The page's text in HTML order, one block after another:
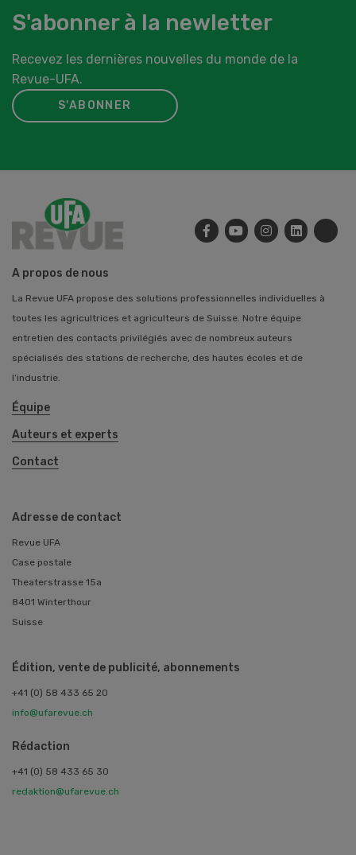
S'abonner à la newletter
Recevez les dernières nouvelles du monde de la
Revue-UFA.
S'ABONNER
A propos de nous
La Revue UFA propose des solutions professionnelles individuelles à
toutes les agricultrices et agriculteurs de Suisse. Notre équipe
entretien des contacts privilégiés avec de nombreux auteurs
spécialisés des stations de recherche, des hautes écoles et de
l’industrie.
Équipe
Auteurs et experts
Contact
Adresse de contact
Revue UFA
Case postale
Theaterstrasse 15a
8401 Winterthour
Suisse
Édition, vente de publicité, abonnements
+41 (0) 58 433 65 20
info@ufarevue.ch
Rédaction
+41 (0) 58 433 65 30
redaktion@ufarevue.ch